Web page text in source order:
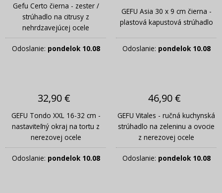
Gefu Certo čierna - zester /
strúhadlo na citrusy z
nehrdzavejúcej ocele
Odoslanie: pondelok 10.08
GEFU Asia 30 x 9 cm čierna -
plastová kapustová strúhadlo
Odoslanie: pondelok 10.08
32,90 €
GEFU Tondo XXL 16-32 cm -
nastaviteľný okraj na tortu z
nerezovej ocele
Odoslanie: pondelok 10.08
46,90 €
GEFU Vitales - ručná kuchynská
strúhadlo na zeleninu a ovocie
z nerezovej ocele
Odoslanie: pondelok 10.08